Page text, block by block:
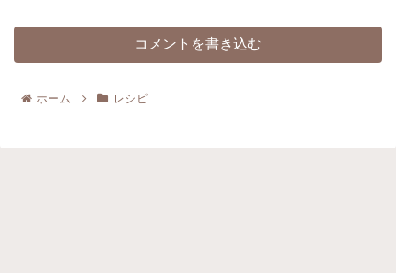
コメントを書き込む
ホーム レシピ